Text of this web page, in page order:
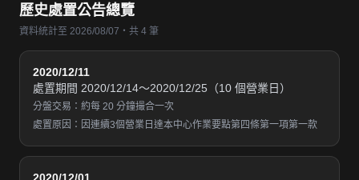
歷史處置公告總覽
資料統計至 2026/08/07・共 4 筆
2020/12/11
處置期間 2020/12/14～2020/12/25（10 個營業日）
分盤交易：約每 20 分鐘撮合一次
處置原因：因連續3個營業日達本中心作業要點第四條第一項第一款